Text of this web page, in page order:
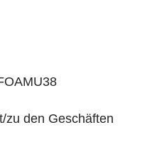
zu den Geschäften